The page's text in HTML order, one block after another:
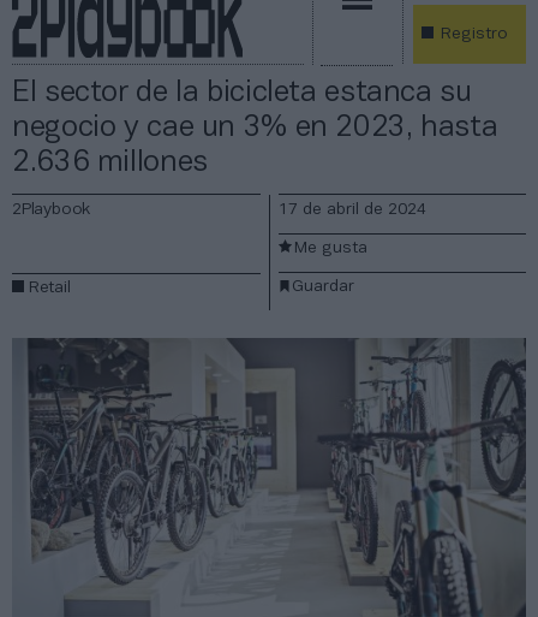
Registro
El sector de la bicicleta estanca su
negocio y cae un 3% en 2023, hasta
2.636 millones
2Playbook
Retail
17 de abril de 2024
Guardar
Me gusta